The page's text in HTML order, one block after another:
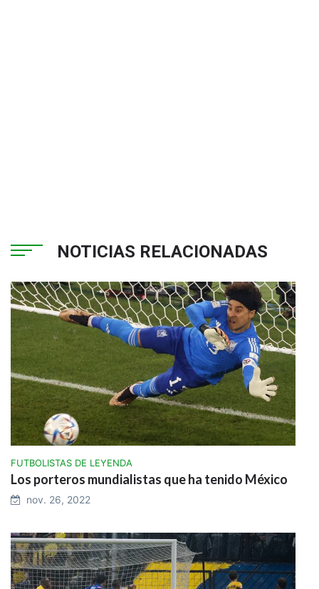
NOTICIAS RELACIONADAS
FUTBOLISTAS DE LEYENDA
Los porteros mundialistas que ha tenido México
nov. 26, 2022